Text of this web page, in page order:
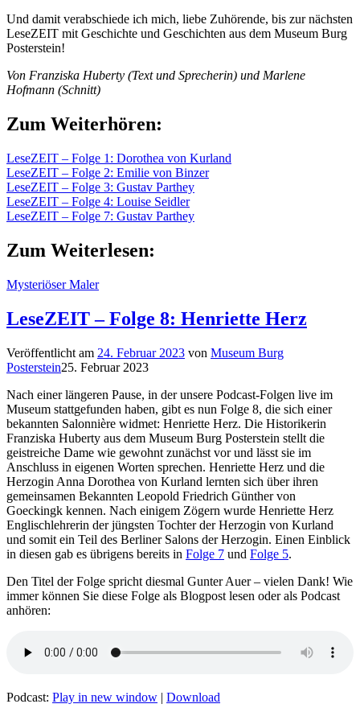
Und damit verabschiede ich mich, liebe Zuhörende, bis zur nächsten
LeseZEIT mit Geschichte und Geschichten aus dem Museum Burg
Posterstein!
Von Franziska Huberty (Text und Sprecherin) und Marlene
Hofmann (Schnitt)
Zum Weiterhören:
LeseZEIT – Folge 1: Dorothea von Kurland
LeseZEIT – Folge 2: Emilie von Binzer
LeseZEIT – Folge 3: Gustav Parthey
LeseZEIT – Folge 4: Louise Seidler
LeseZEIT – Folge 7: Gustav Parthey
Zum Weiterlesen:
Mysteriöser Maler
LeseZEIT – Folge 8: Henriette Herz
Veröffentlicht am 24. Februar 2023 von Museum Burg
Posterstein25. Februar 2023
Nach einer längeren Pause, in der unsere Podcast-Folgen live im
Museum stattgefunden haben, gibt es nun Folge 8, die sich einer
bekannten Salonnière widmet: Henriette Herz. Die Historikerin
Franziska Huberty aus dem Museum Burg Posterstein stellt die
geistreiche Dame wie gewohnt zunächst vor und lässt sie im
Anschluss in eigenen Worten sprechen. Henriette Herz und die
Herzogin Anna Dorothea von Kurland lernten sich über ihren
gemeinsamen Bekannten Leopold Friedrich Günther von
Goeckingk kennen. Nach einigem Zögern wurde Henriette Herz
Englischlehrerin der jüngsten Tochter der Herzogin von Kurland
und somit ein Teil des Berliner Salons der Herzogin. Einen Einblick
in diesen gab es übrigens bereits in Folge 7 und Folge 5.
Den Titel der Folge spricht diesmal Gunter Auer – vielen Dank! Wie
immer können Sie diese Folge als Blogpost lesen oder als Podcast
anhören:
Podcast: Play in new window | Download